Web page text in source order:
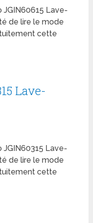
JGIN60615 Lave-
de lire le mode
cette
Lave-
JGIN60315 Lave-
de lire le mode
cette